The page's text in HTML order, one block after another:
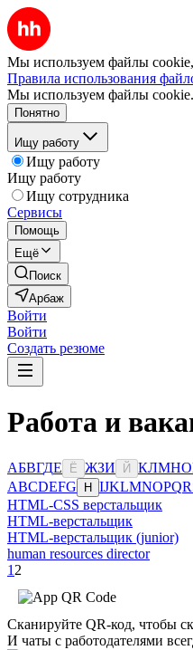
Мы используем файлы cookie,
Правила использования
Мы используем файлы cookie.
Понятно
Ищу работу
Ищу работу
Ищу работу
Ищу сотрудника
Сервисы
Помощь
Ещё
Поиск
Арбаж
Войти
Войти
Создать резюме
Работа и
АБВГДЕ Ё ЖЗИ Й КЛМНО
ABCDEFG H IJKLMNOPQR
HTML-CSS верстальщик
HTML-верстальщик
HTML-верстальщик (junior)
human resources director
1 2
Сканируйте QR-код, чтобы
И чаты с работодателями